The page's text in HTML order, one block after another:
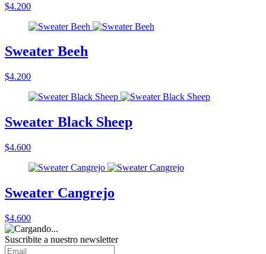
$4.200
Sweater Beeh
$4.200
Sweater Black Sheep
$4.600
Sweater Cangrejo
$4.600
Suscribite a nuestro newsletter